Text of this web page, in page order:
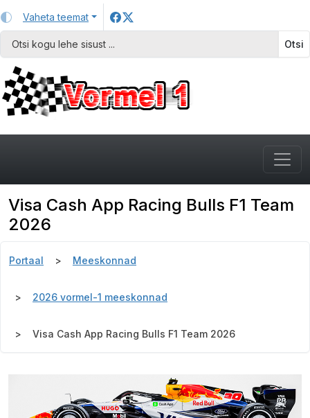
Vaheta teemat
Otsi
Visa Cash App Racing Bulls F1 Team
2026
Portaal Meeskonnad
2026 vormel-1 meeskonnad
Visa Cash App Racing Bulls F1 Team 2026